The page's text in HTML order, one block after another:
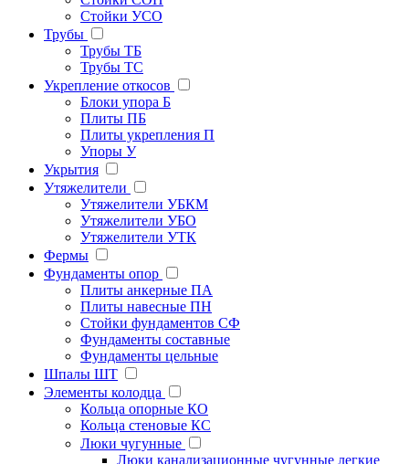
Стойки УСО
Трубы
Трубы ТБ
Трубы ТС
Укрепление откосов
Блоки упора Б
Плиты ПБ
Плиты укрепления П
Упоры У
Укрытия
Утяжелители
Утяжелители УБКМ
Утяжелители УБО
Утяжелители УТК
Фермы
Фундаменты опор
Плиты анкерные ПА
Плиты навесные ПН
Стойки фундаментов СФ
Фундаменты составные
Фундаменты цельные
Шпалы ШТ
Элементы колодца
Кольца опорные КО
Кольца стеновые КС
Люки чугунные
Люки канализационные чугунные легкие